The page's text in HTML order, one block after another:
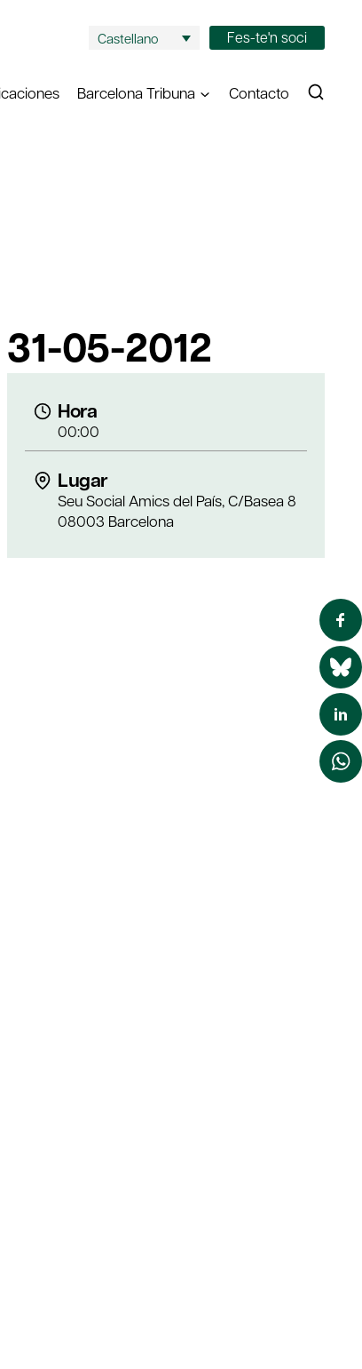
Castellano Fes-te'n soci
Barcelona Tribuna Contacto
31-05-2012
Hora
00:00
Lugar
Seu Social Amics del País, C/Basea 8
08003 Barcelona